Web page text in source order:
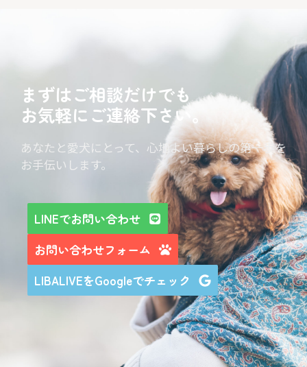
まずはご相談だけでも
お気軽にご連絡下さい。
あなたと愛犬にとって、心地よい暮らしの第一歩を
お手伝いします。
LINEでお問い合わせ
お問い合わせフォーム
LIBALIVEをGoogleでチェック